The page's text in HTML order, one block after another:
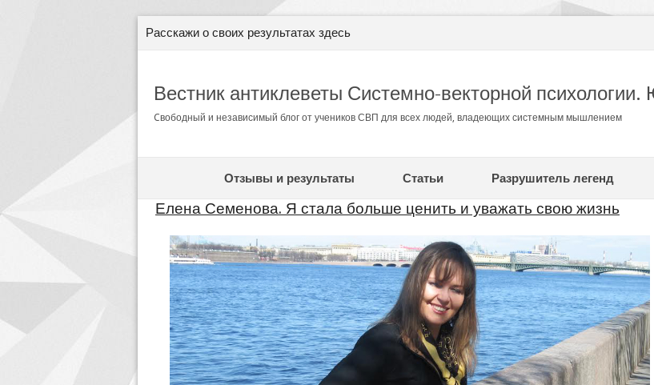
Расскажи о своих результатах здесь
Вестник антиклеветы Системно-векторной
Cвободный и независимый блог от учеников СВП для всех людей, владеющих системным мышлением
Отзывы и результаты Статьи Разрушитель легенд
Елена Семенова. Я стала больше ценить и уважать свою жизнь